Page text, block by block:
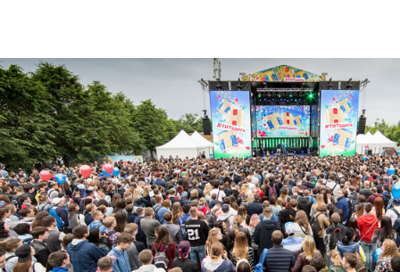
Дизайн,ТВ-Шоу
Графический дизайн,Сет дизайн,Моушн-дизайн,